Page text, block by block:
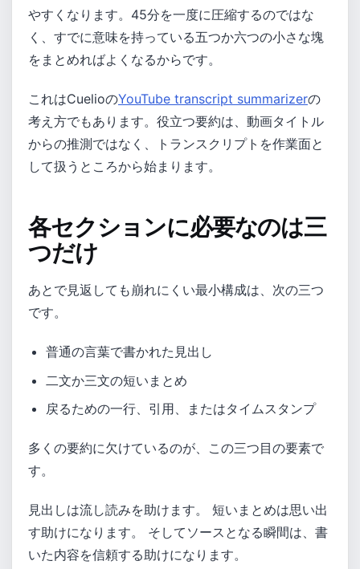
やすくなります。45分を一度に圧縮するのではな
く、すでに意味を持っている五つか六つの小さな塊
をまとめればよくなるからです。
これはCuelioのYouTube transcript summarizerの
考え方でもあります。役立つ要約は、動画タイトル
からの推測ではなく、トランスクリプトを作業面と
して扱うところから始まります。
各セクションに必要なのは三
つだけ
あとで見返しても崩れにくい最小構成は、次の三つ
です。
普通の言葉で書かれた見出し
二文か三文の短いまとめ
戻るための一行、引用、またはタイムスタンプ
多くの要約に欠けているのが、この三つ目の要素で
す。
見出しは流し読みを助けます。 短いまとめは思い出
す助けになります。 そしてソースとなる瞬間は、書
いた内容を信頼する助けになります。